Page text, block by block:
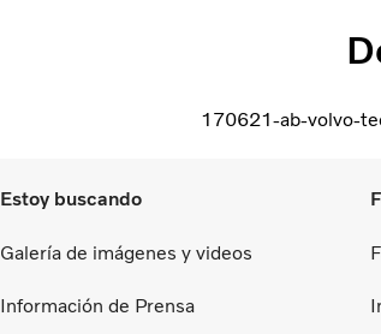
170621-ab-volvo-
Estoy buscando
Galería de imágenes y videos
Información de Prensa